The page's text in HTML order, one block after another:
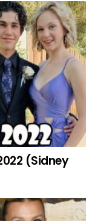
(Sidney